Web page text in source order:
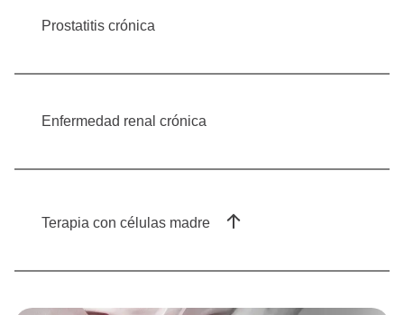
Prostatitis crónica
Enfermedad renal crónica
Terapia con células madre